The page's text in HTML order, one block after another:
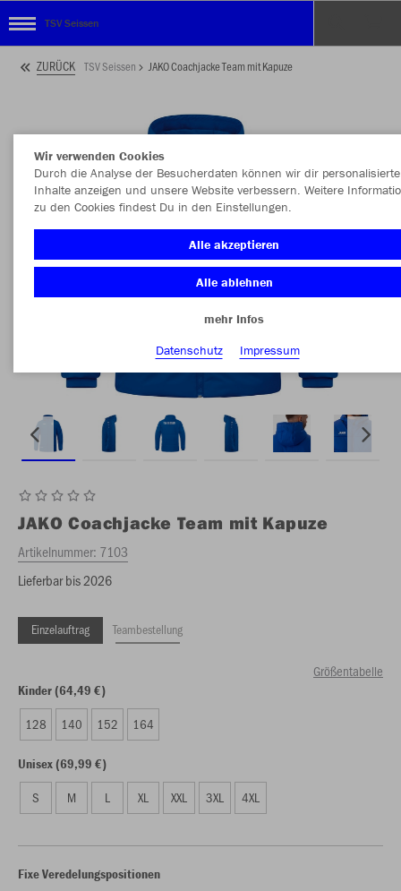
TSV Seissen
ZURÜCK TSV Seissen JAKO Coachjacke Team mit Kapuze
JAKO Coachjacke Team mit Kapuze
Artikelnummer: 7103
Lieferbar bis 2026
Einzelauftrag Teambestellung
Größentabelle
Kinder (64,49 €)
128 140 152 164
Unisex (69,99 €)
S M L XL XXL 3XL 4XL
Fixe Veredelungspositionen
Wir verwenden Cookies
Durch die Analyse der Besucherdaten können wir dir personalisierte
Inhalte anzeigen und unsere Website verbessern. Weitere
zu den Cookies findest Du in den Einstellungen.
Alle akzeptieren
Alle ablehnen
mehr Infos
Datenschutz
Impressum